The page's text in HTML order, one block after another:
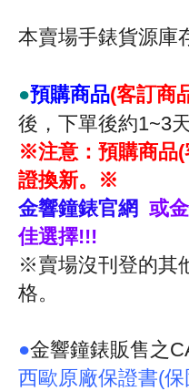
本賣場手錶貨源庫
●預購商品(客訂商
後，下單後約1~3
※注意：預購商品(
證換新。※
金響鐘錶官網 或
佳選擇!!!
※賣場沒刊登的其
格。
●金響鐘錶販售之
西歐原廠保證書(保